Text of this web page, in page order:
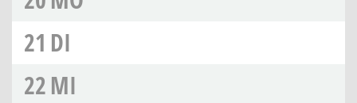
21 DI
22MI